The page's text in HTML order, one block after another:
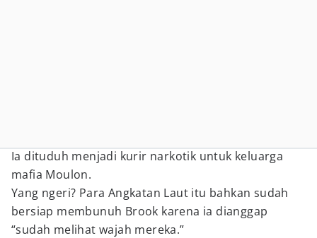
Ia dituduh menjadi kurir narkotik untuk keluarga
mafia Moulon.
Yang ngeri? Para Angkatan Laut itu bahkan sudah
bersiap membunuh Brook karena ia dianggap
“sudah melihat wajah mereka.”